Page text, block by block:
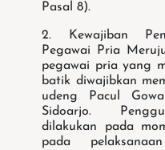
Pasal 8).
2. Kewajiban
Pegawai Pria
pegawai pria yang
batik diwajibkan
udeng Pacul
Sidoarjo.
dilakukan pada
pada